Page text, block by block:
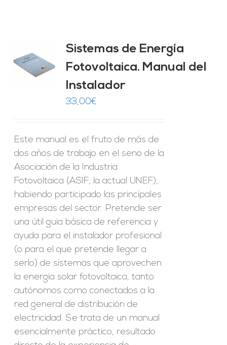
de 5
Sistemas de Energía
Fotovoltaica. Manual del
Instalador
33,00€
Este manual es el fruto de más de
dos años de trabajo en el seno de la
Asociación de la Industria
Fotovoltaica (ASIF, la actual UNEF),
habiendo participado las principales
empresas del sector. Pretende ser
una útil guía básica de referencia y
ayuda para el instalador profesional
(o para el que pretende llegar a
serlo) de sistemas que aprovechen
la energía solar fotovoltaica, tanto
autónomos como conectados a la
red general de distribución de
electricidad. Se trata de un manual
esencialmente práctico, resultado